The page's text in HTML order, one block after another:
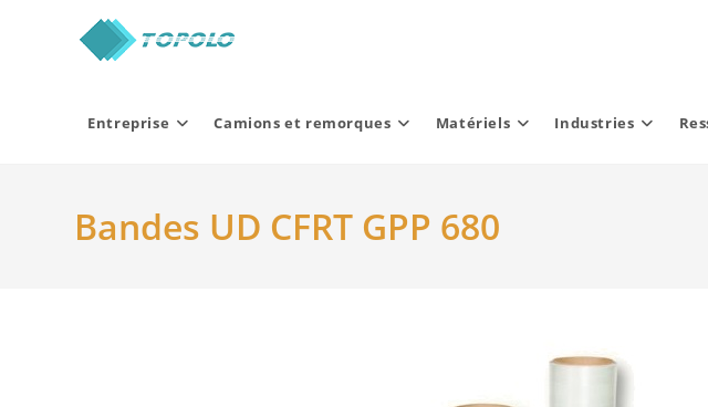
Entreprise Camions et remorques Matériels Industries
Bandes UD CFRT GPP 680